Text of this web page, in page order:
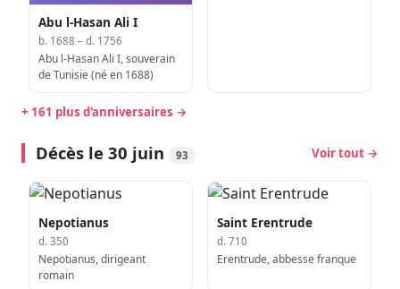
Abu l-Hasan Ali I
b. 1688 – d. 1756
Abu l-Hasan Ali I, souverain
de Tunisie (né en 1688)
+ 161 plus d'anniversaires →
Décès le 30 juin 93 Voir tout →
Nepotianus
d. 350
Nepotianus, dirigeant
romain
Saint Erentrude
d. 710
Erentrude, abbesse franque